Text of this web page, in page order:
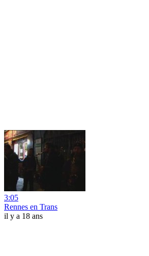
3:05
Rennes en Trans
il y a 18 ans